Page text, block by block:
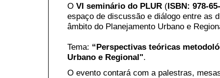
O VI seminário do PLUR (ISBN: 978-
espaço de discussão e diálogo entre as
âmbito do Planejamento Urbano e
Tema: “Perspectivas teóricas
Urbano e Regional".
O evento contará com a palestras,